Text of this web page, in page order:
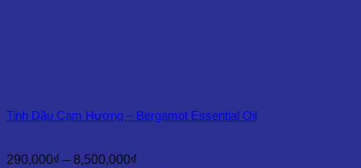
Tinh Dầu Cam Hương – Bergamot Essential Oil
290,000₫ – 8,500,000₫